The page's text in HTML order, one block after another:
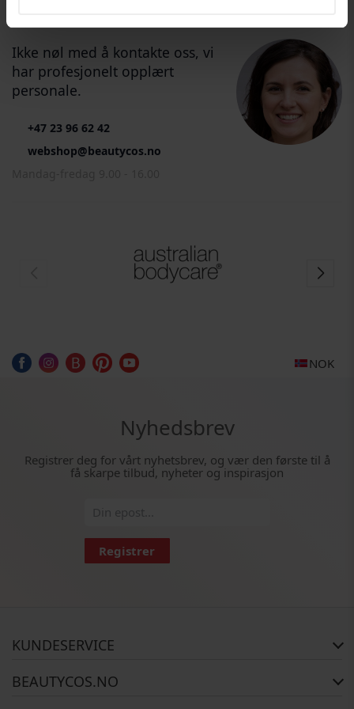
Ikke nøl med å kontakte oss, vi
har profesjonelt opplært
personale.
+47 23 96 62 42
webshop@beautycos.no
NOK
Nyhedsbrev
Registrer deg for vårt nyhetsbrev, og vær den første til å
få skarpe tilbud, nyheter og inspirasjon
Registrer
KUNDESERVICE
BEAUTYCOS.NO